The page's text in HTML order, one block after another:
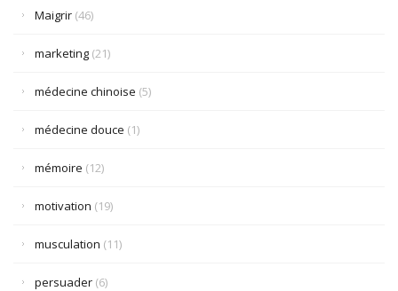
Maigrir (46)
marketing (21)
médecine chinoise (5)
médecine douce (1)
mémoire (12)
motivation (19)
musculation (11)
persuader (6)